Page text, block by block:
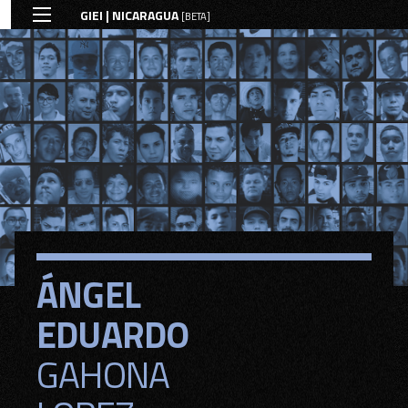
GIEI | NICARAGUA[BETA]
ÁNGEL
EDUARDO
GAHONA
ÁNGEL
EDUARDO
GAHONA